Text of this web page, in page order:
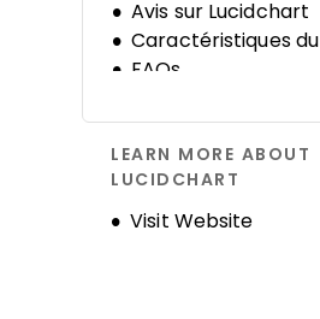
Avis sur Lucidchart
Caractéristiques
FAQs
LEARN MORE ABOUT
LUCIDCHART
Visit Website
Opens new window